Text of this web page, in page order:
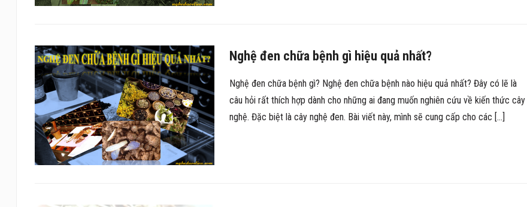
Nghệ đen chữa bệnh gì hiệu quả nhất?
Nghệ đen chữa bệnh gì? Nghệ đen chữa bệnh nào hiệu quả nhất? Đây có lẽ là
câu hỏi rất thích hợp dành cho những ai đang muốn nghiên cứu về kiến thức cây
nghệ. Đặc biệt là cây nghệ đen. Bài viết này, mình sẽ cung cấp cho các […]